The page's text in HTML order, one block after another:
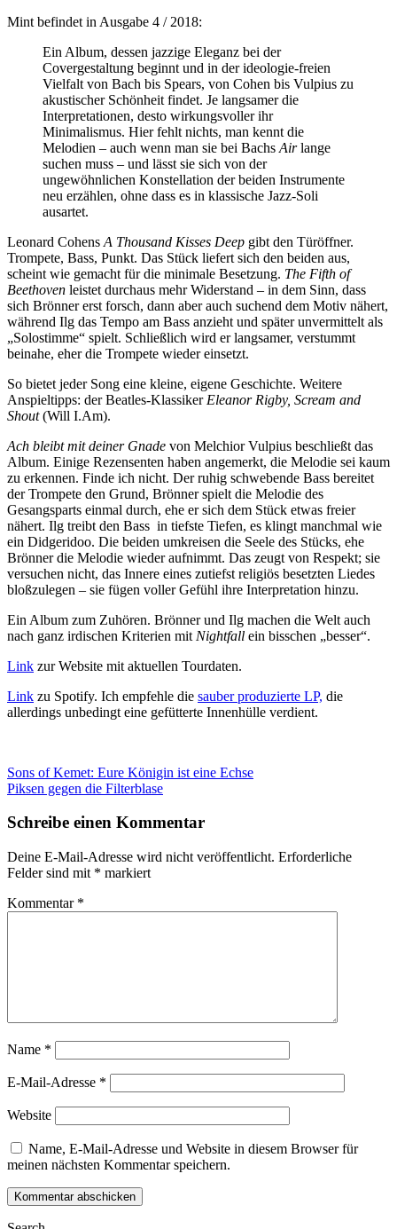
Mint befindet in Ausgabe 4 / 2018:
Ein Album, dessen jazzige Eleganz bei der
Covergestaltung beginnt und in der ideologie-freien
Vielfalt von Bach bis Spears, von Cohen bis Vulpius zu
akustischer Schönheit findet. Je langsamer die
Interpretationen, desto wirkungsvoller ihr
Minimalismus. Hier fehlt nichts, man kennt die
Melodien – auch wenn man sie bei Bachs Airlange
suchen muss – und lässt sie sich von der
ungewöhnlichen Konstellation der beiden Instrumente
neu erzählen, ohne dass es in klassische Jazz-Soli
ausartet.
Leonard Cohens A Thousand Kisses Deep gibt den Türöffner.
Trompete, Bass, Punkt. Das Stück liefert sich den beiden aus,
scheint wie gemacht für die minimale Besetzung. The Fifth of
Beethoven leistet durchaus mehr Widerstand – in dem Sinn, dass
sich Brönner erst forsch, dann aber auch suchend dem Motiv nähert,
während Ilg das Tempo am Bass anzieht und später unvermittelt als
„Solostimme“ spielt. Schließlich wird er langsamer, verstummt
beinahe, eher die Trompete wieder einsetzt.
So bietet jeder Song eine kleine, eigene Geschichte. Weitere
Anspieltipps: der Beatles-Klassiker Eleanor Rigby, Scream and
Shout(Will I.Am).
Ach bleibt mit deiner Gnade von Melchior Vulpius beschließt das
Album. Einige Rezensenten haben angemerkt, die Melodie sei kaum
zu erkennen. Finde ich nicht. Der ruhig schwebende Bass bereitet
der Trompete den Grund, Brönner spielt die Melodie des
Gesangsparts einmal durch, ehe er sich dem Stück etwas freier
nähert. Ilg treibt den Bass in tiefste Tiefen, es klingt manchmal wie
ein Didgeridoo. Die beiden umkreisen die Seele des Stücks, ehe
Brönner die Melodie wieder aufnimmt. Das zeugt von Respekt; sie
versuchen nicht, das Innere eines zutiefst religiös besetzten Liedes
bloßzulegen – sie fügen voller Gefühl ihre Interpretation hinzu.
Ein Album zum Zuhören. Brönner und Ilg machen die Welt auch
nach ganz irdischen Kriterien mit Nightfall ein bisschen „besser“.
Link zur Website mit aktuellen Tourdaten.
Link zu Spotify. Ich empfehle die sauber produzierte LP, die
allerdings unbedingt eine gefütterte Innenhülle verdient.
Beitragsnavigation
Sons of Kemet: Eure Königin ist eine Echse
Piksen gegen die Filterblase
Schreibe einen Kommentar
Deine E-Mail-Adresse wird nicht veröffentlicht. Erforderliche
Felder sind mit * markiert
Kommentar *
Name *
E-Mail-Adresse *
Website
Name, E-Mail-Adresse und Website in diesem Browser für
meinen nächsten Kommentar speichern.